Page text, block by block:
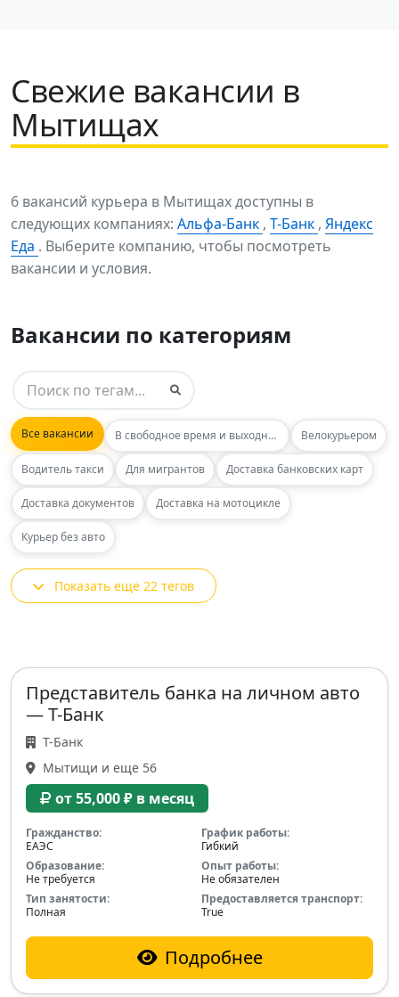
Свежие вакансии в
Мытищах
6 вакансий курьера в Мытищах доступны в
следующих компаниях: Альфа-Банк , Т-Банк , Яндекс
Еда . Выберите компанию, чтобы посмотреть
вакансии и условия.
Вакансии по категориям
Все вакансии В свободное время и выходные Велокурьером
Водитель такси Для мигрантов Доставка банковских карт
Доставка документов Доставка на мотоцикле
Курьер без авто
Показать еще 22 тегов
Представитель банка на личном авто
— Т-Банк
Т-Банк
Мытищи и еще 56
от 55,000 ₽ в месяц
Гражданство:
ЕАЭС
График работы:
Гибкий
Образование:
Не требуется
Опыт работы:
Не обязателен
Тип занятости:
Полная
Предоставляется транспорт:
True
Подробнее